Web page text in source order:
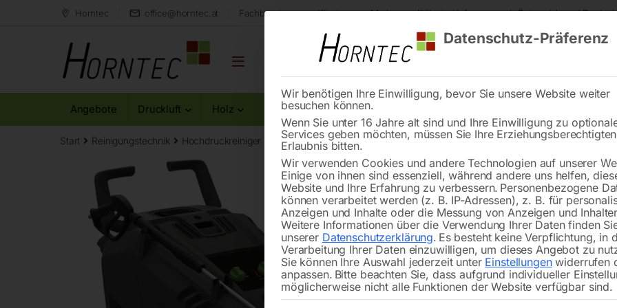
Horntec office@horntec.at Fachberatung aus Kärnten Markenqualität Lieferung nach Österreich und
Angebote Druckluft Holz Metall Reinigung
Start Reinigungstechnik Hochdruckreiniger Heißwasser-Hochdruckreiniger HDR-H 60-14
🔍
Heißwasser-
Hochwertiges Modell mit
von bis zu 110 °C
Datenschutz-Präferenz
Wir benötigen Ihre Einwilligung, bevor Sie unsere Website weiter
besuchen können.
Wenn Sie unter 16 Jahre alt sind und Ihre Einwilligung zu
Services geben möchten, müssen Sie Ihre
Erlaubnis bitten.
Wir verwenden Cookies und andere Technologien auf unserer
Einige von ihnen sind essenziell, während andere uns helfen,
Website und Ihre Erfahrung zu verbessern. Personenbezogene
können verarbeitet werden (z. B. IP-Adressen), z. B. für
Anzeigen und Inhalte oder die Messung von Anzeigen und
Weitere Informationen über die Verwendung Ihrer Daten finden
unserer Datenschutzerklärung. Es besteht keine Verpflichtung, in
Verarbeitung Ihrer Daten einzuwilligen, um dieses Angebot zu
Sie können Ihre Auswahl jederzeit unter Einstellungenwiderrufen
anpassen. Bitte beachten Sie, dass aufgrund individueller
möglicherweise nicht alle Funktionen der Website verfügbar sind.